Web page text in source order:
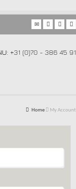
+31 (0)70 - 386 45 91
Home My Account